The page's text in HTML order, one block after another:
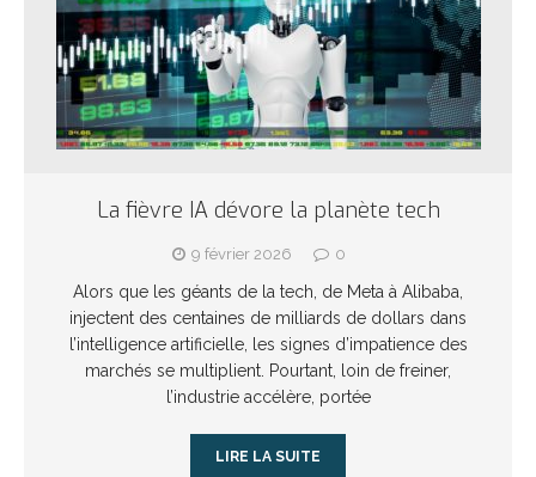
La fièvre IA dévore la planète tech
9 février 2026 0
Alors que les géants de la tech, de Meta à Alibaba,
injectent des centaines de milliards de dollars dans
l’intelligence artificielle, les signes d’impatience des
marchés se multiplient. Pourtant, loin de freiner,
l’industrie accélère, portée
LIRE LA SUITE